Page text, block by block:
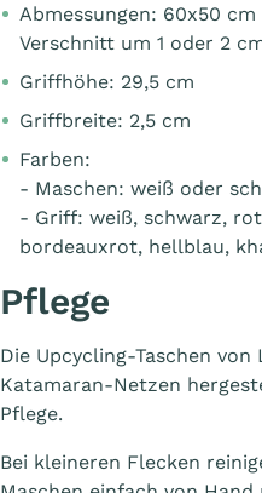
Abmessungen: 60x50
Verschnitt um 1 oder 2
Griffhöhe: 29,5 cm
Griffbreite: 2,5 cm
Farben:
- Maschen: weiß oder
- Griff: weiß, schwarz,
bordeauxrot, hellblau,
Pflege
Die Upcycling-Taschen von
Katamaran-Netzen
Pflege.
Bei kleineren Flecken